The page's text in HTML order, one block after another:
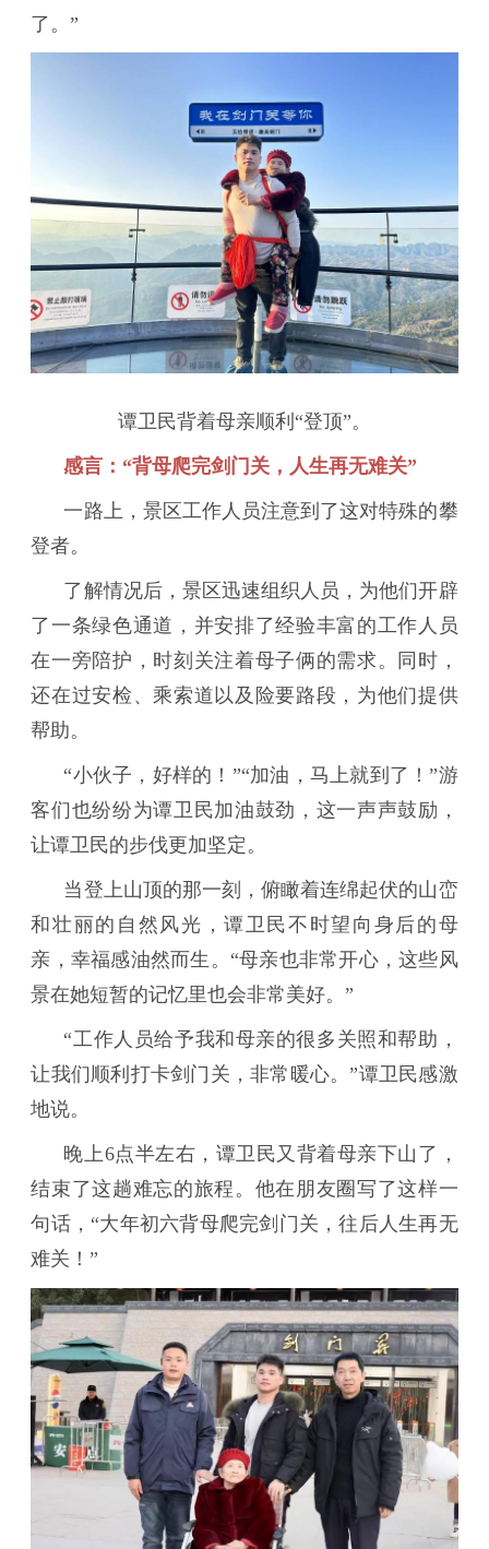
了。”
谭卫民背着母亲顺利“登顶”。
感言：“背母爬完剑门关，人生再无难关”
一路上，景区工作人员注意到了这对特殊的攀
登者。
了解情况后，景区迅速组织人员，为他们开辟
了一条绿色通道，并安排了经验丰富的工作人员
在一旁陪护，时刻关注着母子俩的需求。同时，
还在过安检、乘索道以及险要路段，为他们提供
帮助。
“小伙子，好样的！”“加油，马上就到了！”游
客们也纷纷为谭卫民加油鼓劲，这一声声鼓励，
让谭卫民的步伐更加坚定。
当登上山顶的那一刻，俯瞰着连绵起伏的山峦
和壮丽的自然风光，谭卫民不时望向身后的母
亲，幸福感油然而生。“母亲也非常开心，这些风
景在她短暂的记忆里也会非常美好。”
“工作人员给予我和母亲的很多关照和帮助，
让我们顺利打卡剑门关，非常暖心。”谭卫民感激
地说。
晚上6点半左右，谭卫民又背着母亲下山了，
结束了这趟难忘的旅程。他在朋友圈写了这样一
句话，“大年初六背母爬完剑门关，往后人生再无
难关！”